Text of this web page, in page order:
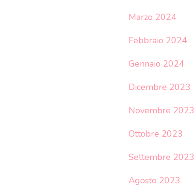
Marzo 2024
Febbraio 2024
Gennaio 2024
Dicembre 2023
Novembre 2023
Ottobre 2023
Settembre 2023
Agosto 2023